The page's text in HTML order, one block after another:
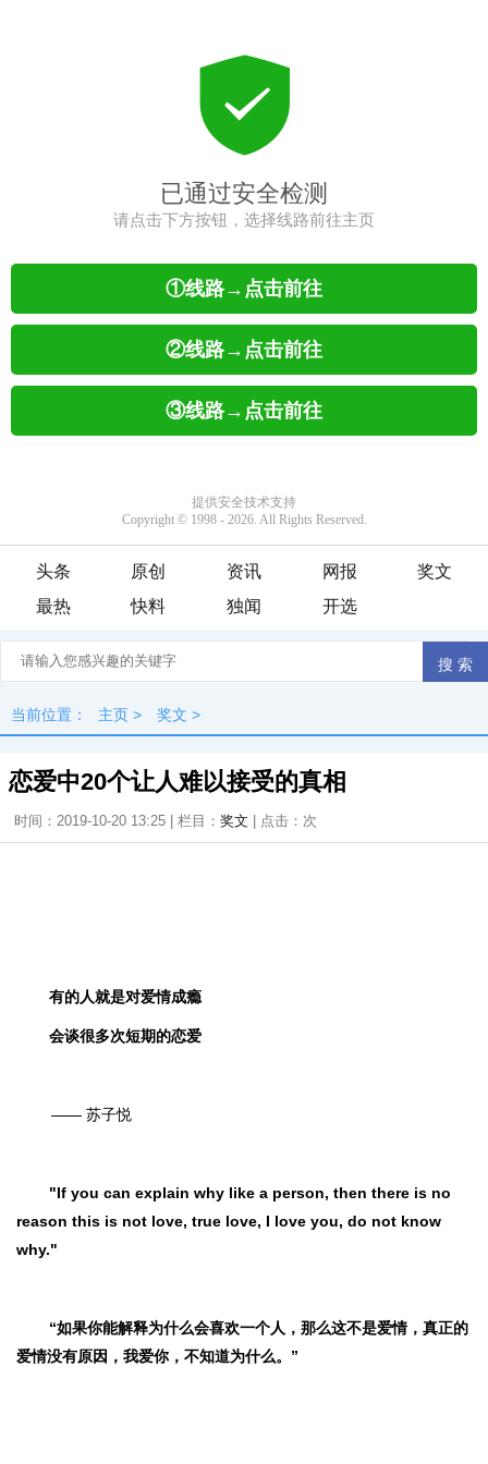
头条 原创 资讯 网报
奖文
最热
快料 独闻 开选
当前位置： 主页 > 奖文 >
恋爱中20个让人难以接受的真相
时间：2019-10-20 13:25 | 栏目： 奖文 | 点击： 次
有的人就是对爱情成瘾
会谈很多次短期的恋爱
—— 苏子悦
"If you can explain why like a person, then there is no
reason this is not love, true love, I love you, do not know
why."
“如果你能解释为什么会喜欢一个人，那么这不是爱情，真正的
爱情没有原因，我爱你，不知道为什么。”